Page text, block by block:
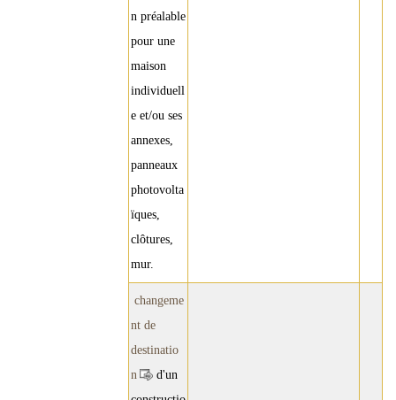
n préalable
pour une
maison
individuell
e et/ou ses
annexes,
panneaux
photovolta
ïques,
clôtures,
mur.
changeme
nt de
destinatio
n
d'un